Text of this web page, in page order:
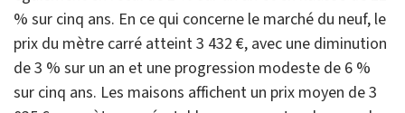
% sur cinq ans. En ce qui concerne le marché du neuf, le
prix du mètre carré atteint 3 432 €, avec une diminution
de 3 % sur un an et une progression modeste de 6 %
sur cinq ans. Les maisons affichent un prix moyen de 3